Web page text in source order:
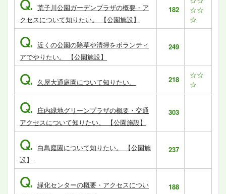
Q. 荒子川公園ガーデンプラザの概要・ア
クセスについて知りたい。 【公園施設】
182
☆☆
☆
Q. 近くの公園の除草や清掃をボランティ
アでやりたい。 【公園施設】
249
Q. 久屋大通庭園について知りたい。 218
☆☆
☆
Q. 庄内緑地グリーンプラザの概要・交通
アクセスについて知りたい。 【公園施設】
303
Q. 白鳥庭園について知りたい。 【公園施
設】
237
Q. 緑化センターの概要・アクセスについ
188